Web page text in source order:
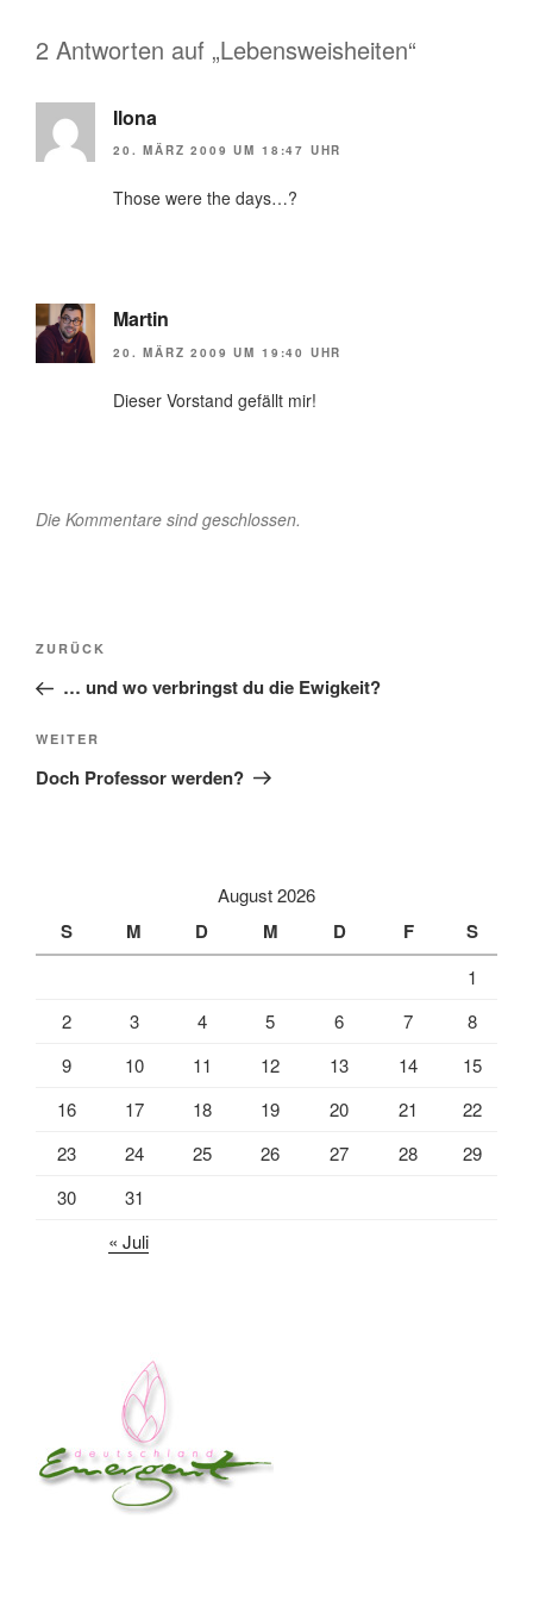
2 Antworten auf „Lebensweisheiten“
Ilona
20. MÄRZ 2009 UM 18:47 UHR
Those were the days…?
Martin
20. MÄRZ 2009 UM 19:40 UHR
Dieser Vorstand gefällt mir!
Die Kommentare sind geschlossen.
Beitragsnavigation
Vorheriger
Beitrag
ZURÜCK
… und wo verbringst du die Ewigkeit?
Nächster
Beitrag
WEITER
Doch Professor werden?
August 2026
S M D M D F S
1
2
3 4 5 6 7
8
9
10 11 12 13 14
15
16
17 18 19 20 21
22
23
24 25 26 27 28
29
30
31
« Juli